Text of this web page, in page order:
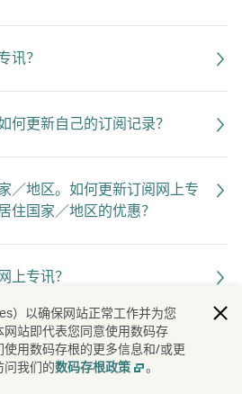
讯？
何更新自己的订阅记录？
／地区。如何更新订阅网上专
住国家／地区的优惠？
上专讯？
）以确保网站正常工作并为您
站即代表您同意使用数码存
用数码存根的更多信息和/或更
问我们的数码存根政策 。